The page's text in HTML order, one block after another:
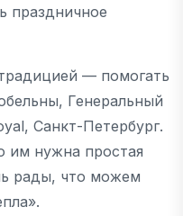
праздничное
— помогать
Генеральный
Санкт-Петербург.
нужна простая
рады, что можем